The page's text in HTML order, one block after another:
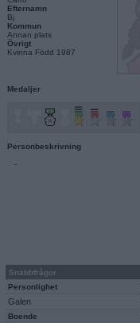
Efternamn
Bj
Kommun
Annan plats
Övrigt
Kvinna Född 1987
Medaljer
Personbeskrivning
-
Snabbfrågor
Personlighet
Galen
Boende